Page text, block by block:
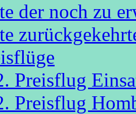
der noch zu
Preisflug
Preisflug